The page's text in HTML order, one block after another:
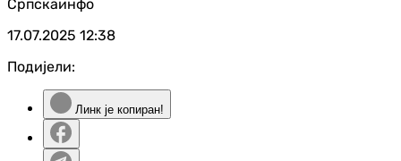
Српскаинфо
17.07.2025 12:38
Подијели:
Линк је копиран!